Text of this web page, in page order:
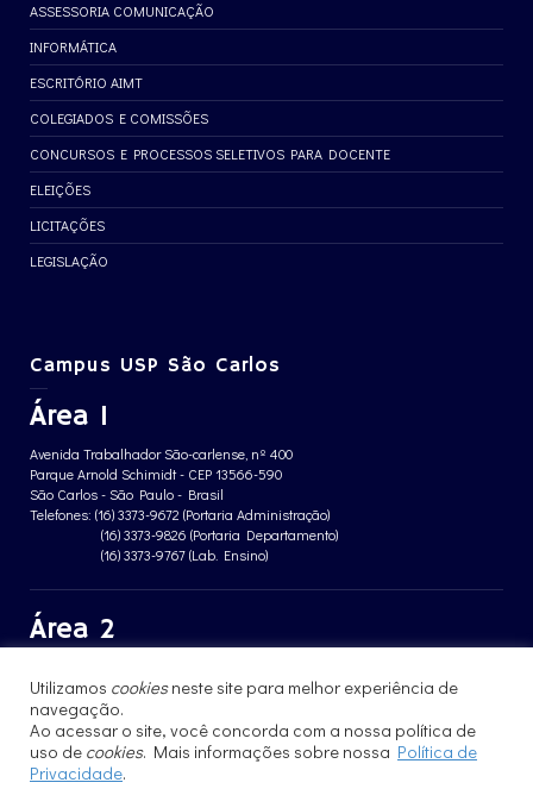
ASSESSORIA COMUNICAÇÃO
INFORMÁTICA
ESCRITÓRIO AIMT
COLEGIADOS E COMISSÕES
CONCURSOS E PROCESSOS SELETIVOS PARA DOCENTE
ELEIÇÕES
LICITAÇÕES
LEGISLAÇÃO
Campus USP São Carlos
Área 1
Avenida Trabalhador São-carlense, nº 400
Parque Arnold Schimidt - CEP 13566-590
São Carlos - São Paulo - Brasil
Telefones: (16) 3373-9672 (Portaria Administração)
(16) 3373-9826 (Portaria Departamento)
(16) 3373-9767 (Lab. Ensino)
Área 2
Jardim Santa Angelina - CEP 13563-120
São Carlos - São Paulo - Brasil
Telefone: (16) 3373-8068 (Portaria prédio CFBio)
(16) 3364-8070 (Portaria prédio poloTErRA)
Utilizamos cookiesneste site para melhor experiência de
navegação.
Ao acessar o site, você concorda com a nossa política de
uso de cookies. Mais informações sobre nossa Política de
Privacidade.